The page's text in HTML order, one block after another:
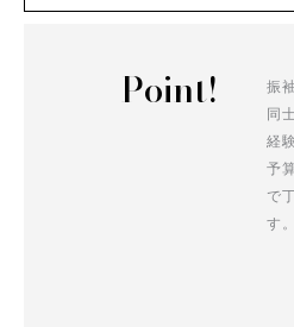
Point!
振
同
経
予
で
す。